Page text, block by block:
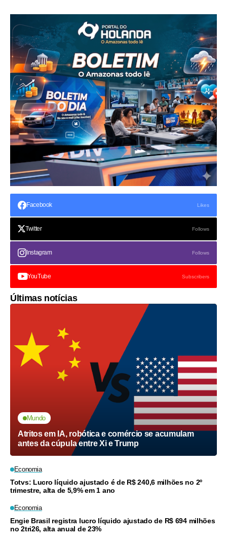
Facebook Likes
Twitter Follows
Instagram Follows
YouTube Subscribers
Últimas notícias
Mundo
Atritos em IA, robótica e comércio se acumulam
antes da cúpula entre Xi e Trump
Economia
Totvs: Lucro líquido ajustado é de R$ 240,6 milhões no 2º
trimestre, alta de 5,9% em 1 ano
Economia
Engie Brasil registra lucro líquido ajustado de R$ 694 milhões
no 2tri26, alta anual de 23%